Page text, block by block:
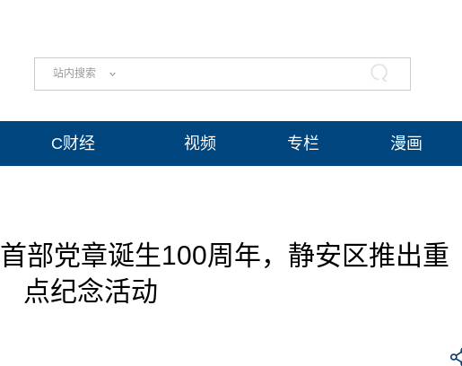
站内搜索
C财经 视频 专栏 漫画
部党章诞生100周年，静安区推出重
点纪念活动